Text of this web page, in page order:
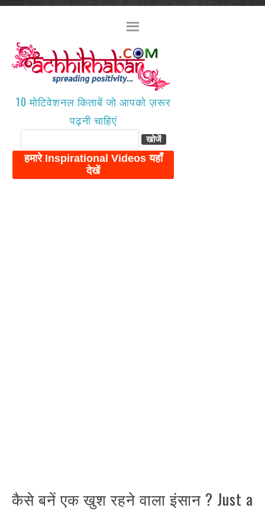
10 मोटिवेशनल किताबें जो आपको ज़रूर
पढ़नी चाहिएं
कैसे बनें एक खुश रहने वाला इंसान ? Just a